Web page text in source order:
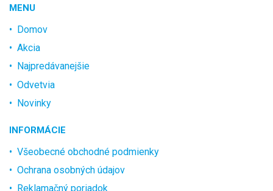
MENU
Domov
Akcia
Najpredávanejšie
Odvetvia
Novinky
INFORMÁCIE
Všeobecné obchodné podmienky
Ochrana osobných údajov
Reklamačný poriadok